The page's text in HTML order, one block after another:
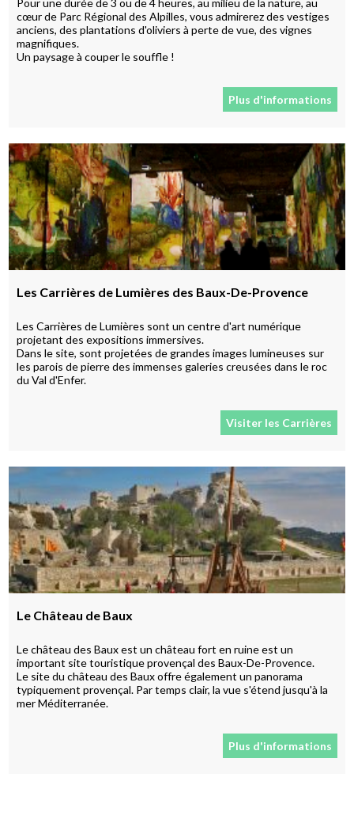
cœur de Parc Régional des Alpilles, vous admirerez des vestiges
anciens, des plantations d'oliviers à perte de vue, des vignes
magnifiques.
Un paysage à couper le souffle !
Plus d'informations
Les Carrières de Lumières des Baux-De-Provence
Les Carrières de Lumières sont un centre d'art numérique
projetant des expositions immersives.
Dans le site, sont projetées de grandes images lumineuses sur
les parois de pierre des immenses galeries creusées dans le roc
du Val d'Enfer.
Visiter les Carrières
Le Château de Baux
Le château des Baux est un château fort en ruine est un
important site touristique provençal des Baux-De-Provence.
Le site du château des Baux offre également un panorama
typiquement provençal. Par temps clair, la vue s'étend jusqu'à la
mer Méditerranée.
Plus d'informations